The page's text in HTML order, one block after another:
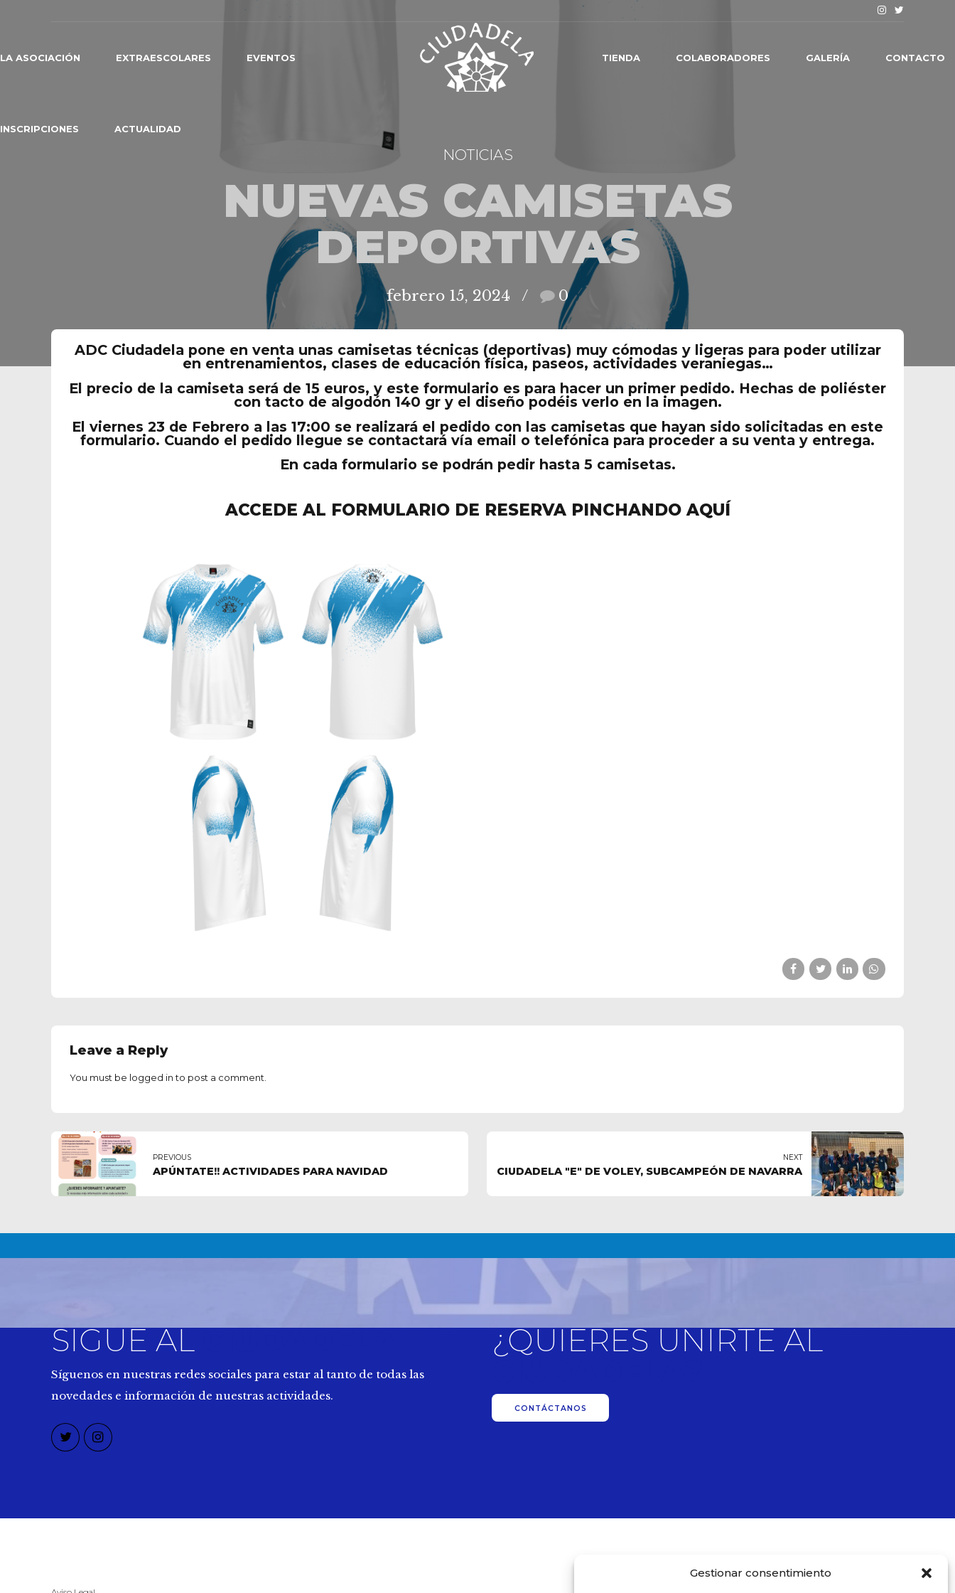
Gestionar consentimiento
LA ASOCIACIÓN EXTRAESCOLARES EVENTOS
INSCRIPCIONES ACTUALIDAD
TIENDA COLABORADORES GALERÍA CONTACTO
NOTICIAS
NUEVAS CAMISETAS
DEPORTIVAS
febrero 15, 2024 0
ADC Ciudadela pone en venta unas camisetas técnicas (deportivas) muy cómodas y ligeras para poder utilizar
en entrenamientos, clases de educación física, paseos, actividades veraniegas…
El precio de la camiseta será de 15 euros, y este formulario es para hacer un primer pedido. Hechas de poliéster
con tacto de algodón 140 gr y el diseño podéis verlo en la imagen.
El viernes 23 de Febrero a las 17:00 se realizará el pedido con las camisetas que hayan sido solicitadas en este
formulario. Cuando el pedido llegue se contactará vía email o telefónica para proceder a su venta y entrega.
En cada formulario se podrán pedir hasta 5 camisetas.
ACCEDE AL FORMULARIO DE RESERVA PINCHANDO AQUÍ
Leave a Reply
You must be logged into post a comment.
PREVIOUS
APÚNTATE!! ACTIVIDADES PARA NAVIDAD
NEXT
CIUDADELA "E" DE VOLEY, SUBCAMPEÓN DE NAVARRA
SIGUE ALCIUDADELA
Síguenos en nuestras redes sociales para estar al tanto de todas las
novedades e información de nuestras actividades.
¿QUIERES UNIRTE AL
CONTÁCTANOS